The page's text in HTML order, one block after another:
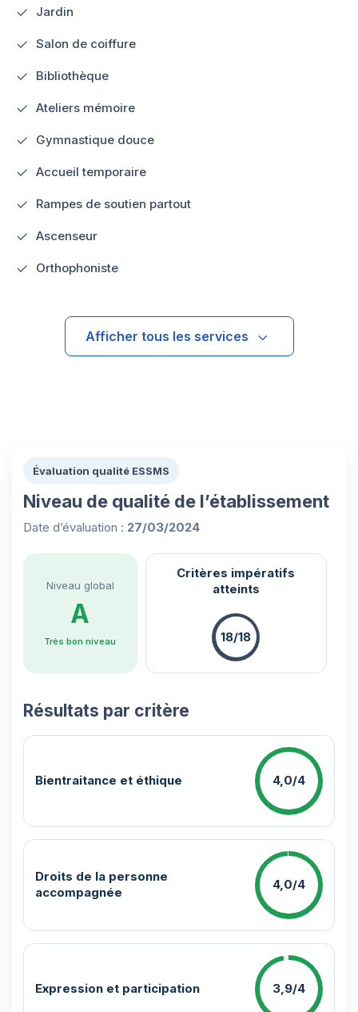
Jardin
Salon de coiffure
Bibliothèque
Ateliers mémoire
Gymnastique douce
Accueil temporaire
Rampes de soutien partout
Ascenseur
Orthophoniste
Afficher tous les services
Évaluation qualité ESSMS
Niveau de qualité de l’établissement
Date d’évaluation : 27/03/2024
Niveau global
A
Très bon niveau
Critères impératifs
atteints
18/18
Résultats par critère
Bientraitance et éthique 4,0/4
Droits de la personne
accompagnée
4,0/4
Expression et participation 3,9/4